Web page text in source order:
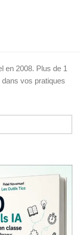
en 2008. Plus de 1
vos pratiques